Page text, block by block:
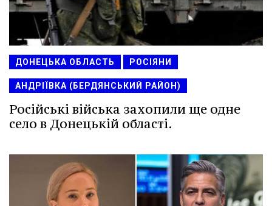
ДОНЕЦЬКА ОБЛАСТЬ РОСІЯНИ
АНДРІЇВКА (БЕРДЯНСЬКИЙ РАЙОН)
Російські війська захопили ще одне
село в Донецькій області.